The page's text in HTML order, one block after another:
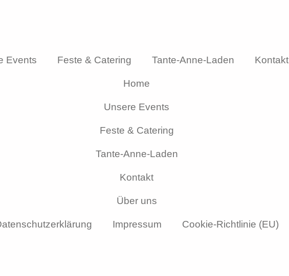
Events Feste & Catering Tante-Anne-Laden Kontakt
Home
Unsere Events
Feste & Catering
Tante-Anne-Laden
Kontakt
Über uns
Impressum Cookie-Richtlinie (EU)